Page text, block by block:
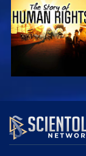
СМОТРЕТЬ